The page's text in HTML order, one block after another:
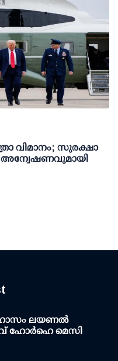
വിമാനം; സുരക്ഷാ
അന്വേഷണവുമായി
ലയണൽ
ഹോർഹെ മെസി